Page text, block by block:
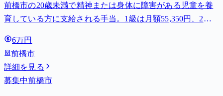
前橋市の20歳未満で精神または身体に障害がある児童を養
育している方に支給される手当。1級は月額55,350円、2級
6万円
前橋市
詳細を見る
募集中前橋市